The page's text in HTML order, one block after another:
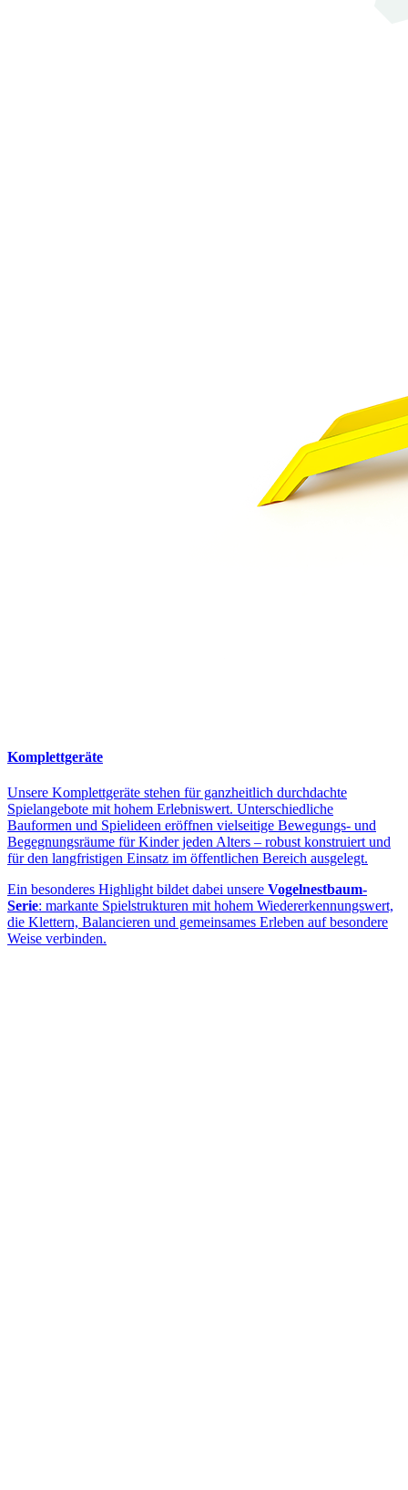
Komplettgeräte
Unsere Komplettgeräte stehen für ganzheitlich durchdachte
Spielangebote mit hohem Erlebniswert. Unterschiedliche
Bauformen und Spielideen eröffnen vielseitige Bewegungs- und
Begegnungsräume für Kinder jeden Alters – robust konstruiert und
für den langfristigen Einsatz im öffentlichen Bereich ausgelegt.
Ein besonderes Highlight bildet dabei unsere Vogelnestbaum-
Serie: markante Spielstrukturen mit hohem Wiedererkennungswert,
die Klettern, Balancieren und gemeinsames Erleben auf besondere
Weise verbinden.